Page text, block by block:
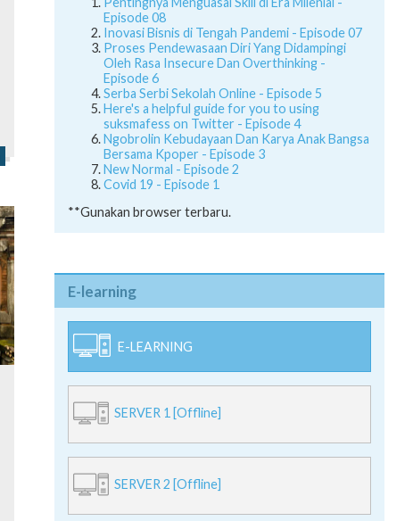
Pentingnya Menguasai Skill di Era Milenial -
Episode 08
Inovasi Bisnis di Tengah Pandemi - Episode 07
Proses Pendewasaan Diri Yang Didampingi
Oleh Rasa Insecure Dan Overthinking -
Episode 6
Serba Serbi Sekolah Online - Episode 5
Here's a helpful guide for you to using
suksmafess on Twitter - Episode 4
Ngobrolin Kebudayaan Dan Karya Anak Bangsa
Bersama Kpoper - Episode 3
New Normal - Episode 2
Covid 19 - Episode 1
**Gunakan browser terbaru.
E-learning
E-LEARNING
SERVER 1 [Offline]
SERVER 2 [Offline]